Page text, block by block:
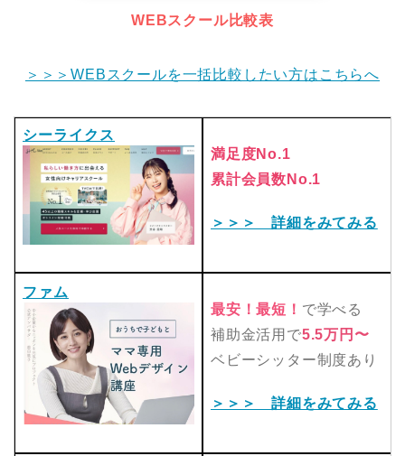
WEBスクール比較表
＞＞＞WEBスクールを一括比較したい方はこちらへ
シーライクス
満足度No.1
累計会員数No.1
＞＞＞ 詳細をみてみる
ファム
最安！最短！ で学べる
補助金活用で5.5万円〜
ベビーシッター制度あり
＞＞＞ 詳細をみてみる